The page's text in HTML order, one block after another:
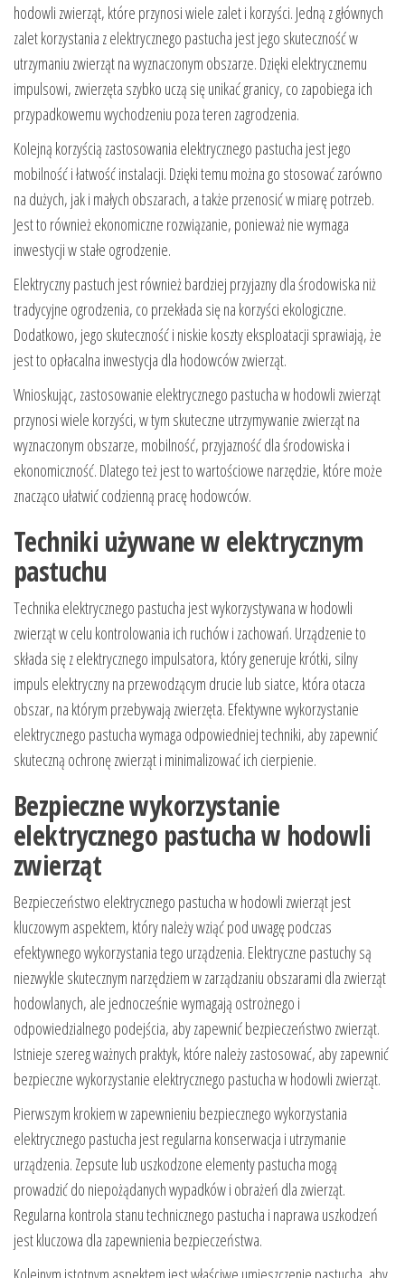
hodowli zwierząt, które przynosi wiele zalet i korzyści. Jedną z głównych
zalet korzystania z elektrycznego pastucha jest jego skuteczność w
utrzymaniu zwierząt na wyznaczonym obszarze. Dzięki elektrycznemu
impulsowi, zwierzęta szybko uczą się unikać granicy, co zapobiega ich
przypadkowemu wychodzeniu poza teren zagrodzenia.
Kolejną korzyścią zastosowania elektrycznego pastucha jest jego
mobilność i łatwość instalacji. Dzięki temu można go stosować zarówno
na dużych, jak i małych obszarach, a także przenosić w miarę potrzeb.
Jest to również ekonomiczne rozwiązanie, ponieważ nie wymaga
inwestycji w stałe ogrodzenie.
Elektryczny pastuch jest również bardziej przyjazny dla środowiska niż
tradycyjne ogrodzenia, co przekłada się na korzyści ekologiczne.
Dodatkowo, jego skuteczność i niskie koszty eksploatacji sprawiają, że
jest to opłacalna inwestycja dla hodowców zwierząt.
Wnioskując, zastosowanie elektrycznego pastucha w hodowli zwierząt
przynosi wiele korzyści, w tym skuteczne utrzymywanie zwierząt na
wyznaczonym obszarze, mobilność, przyjazność dla środowiska i
ekonomiczność. Dlatego też jest to wartościowe narzędzie, które może
znacząco ułatwić codzienną pracę hodowców.
Techniki używane w elektrycznym
pastuchu
Technika elektrycznego pastucha jest wykorzystywana w hodowli
zwierząt w celu kontrolowania ich ruchów i zachowań. Urządzenie to
składa się z elektrycznego impulsatora, który generuje krótki, silny
impuls elektryczny na przewodzącym drucie lub siatce, która otacza
obszar, na którym przebywają zwierzęta. Efektywne wykorzystanie
elektrycznego pastucha wymaga odpowiedniej techniki, aby zapewnić
skuteczną ochronę zwierząt i minimalizować ich cierpienie.
Bezpieczne wykorzystanie
elektrycznego pastucha w hodowli
zwierząt
Bezpieczeństwo elektrycznego pastucha w hodowli zwierząt jest
kluczowym aspektem, który należy wziąć pod uwagę podczas
efektywnego wykorzystania tego urządzenia. Elektryczne pastuchy są
niezwykle skutecznym narzędziem w zarządzaniu obszarami dla zwierząt
hodowlanych, ale jednocześnie wymagają ostrożnego i
odpowiedzialnego podejścia, aby zapewnić bezpieczeństwo zwierząt.
Istnieje szereg ważnych praktyk, które należy zastosować, aby zapewnić
bezpieczne wykorzystanie elektrycznego pastucha w hodowli zwierząt.
Pierwszym krokiem w zapewnieniu bezpiecznego wykorzystania
elektrycznego pastucha jest regularna konserwacja i utrzymanie
urządzenia. Zepsute lub uszkodzone elementy pastucha mogą
prowadzić do niepożądanych wypadków i obrażeń dla zwierząt.
Regularna kontrola stanu technicznego pastucha i naprawa uszkodzeń
jest kluczowa dla zapewnienia bezpieczeństwa.